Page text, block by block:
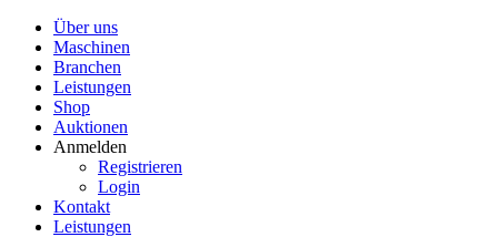
Über uns
Maschinen
Branchen
Leistungen
Shop
Auktionen
Anmelden
Registrieren
Login
Kontakt
Leistungen